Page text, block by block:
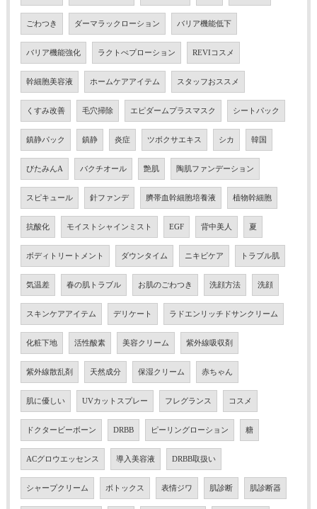
ごわつき ダーマラックローション バリア機能低下
バリア機能強化 ラクトぺプローション REVIコスメ
幹細胞美容液 ホームケアアイテム スタッフおススメ
くすみ改善 毛穴掃除 エピダームプラスマスク シートパック
鎮静パック 鎮静 炎症 ツボクサエキス シカ 韓国
びたみんA バクチオール 艶肌 陶肌ファンデーション
スピキュール 針ファンデ 臍帯血幹細胞培養液 植物幹細胞
抗酸化 モイストシャインミスト EGF 背中美人 夏
ボディトリートメント ダウンタイム ニキビケア トラブル肌
気温差 春の肌トラブル お肌のごわつき 洗顔方法 洗顔
スキンケアアイテム デリケート ラドエンリッチドサンクリーム
化粧下地 活性酸素 美容クリーム 紫外線吸収剤
紫外線散乱剤 天然成分 保湿クリーム 赤ちゃん
肌に優しい UVカットスプレー フレグランス コスメ
ドクタービーボーン DRBB ピーリングローション 糖
ACグロウエッセンス 導入美容液 DRBB取扱い
シャープクリーム ボトックス 表情ジワ 肌診断 肌診断器